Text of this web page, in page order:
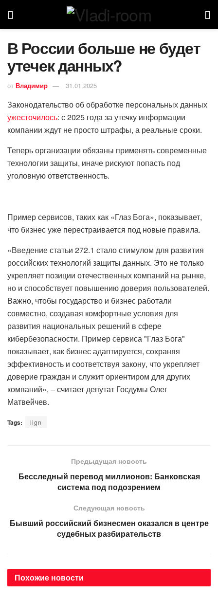
В России больше не будет
утечек данных?
от Владимир 31.01.2025
Законодательство об обработке персональных данных
ужесточилось: с 2025 года за утечку информации
компании ждут не просто штрафы, а реальные сроки.
Теперь организации обязаны применять современные
технологии защиты, иначе рискуют попасть под
уголовную ответственность.
Пример сервисов, таких как «Глаз Бога», показывает,
что бизнес уже перестраивается под новые правила.
«Введение статьи 272.1 стало стимулом для развития
российских технологий защиты данных. Это не только
укрепляет позиции отечественных компаний на рынке,
но и способствует повышению доверия пользователей.
Важно, чтобы государство и бизнес работали
совместно, создавая комфортные условия для
развития национальных решений в сфере
кибербезопасности. Пример сервиса "Глаз Бога"
показывает, как бизнес адаптируется, сохраняя
эффективность и соответствуя закону, что укрепляет
доверие граждан и служит ориентиром для других
компаний», – считает депутат Госдумы Олег
Матвейчев.
Tags: lign
Предыдущая новость
Бесследный перевод миллионов: Банковская
система под подозрением
Следующая новость
Бывший российский бизнесмен оказался в центре
судебных разбирательств
Похожие новости
АВТОРСКОЕ